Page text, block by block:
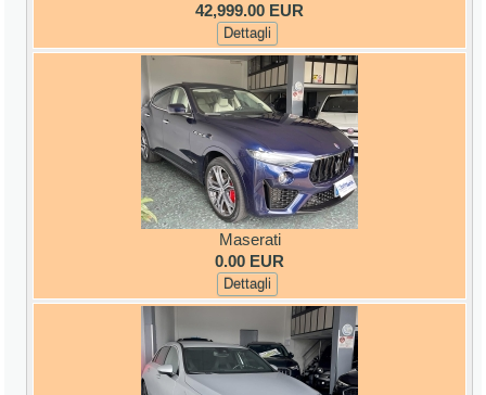
42,999.00 EUR
Dettagli
Maserati
0.00 EUR
Dettagli